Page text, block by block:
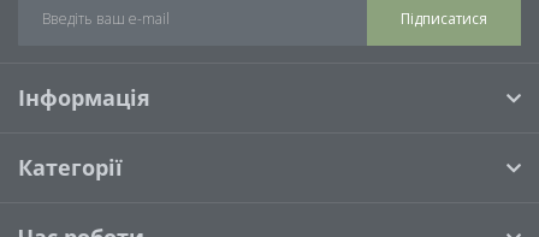
Підписатися
Інформація
Категорії